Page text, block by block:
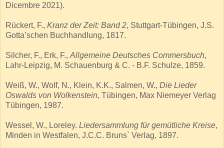
Dicembre 2021).
Rückert, F., Kranz der Zeit: Band 2, Stuttgart-Tübingen, J.S.
Gotta’schen Buchhandlung, 1817.
Silcher, F., Erk, F., Allgemeine Deutsches Commersbuch,
Lahr-Leipzig, M. Schauenburg & C. - B.F. Schulze, 1859.
Weiß, W., Wolf, N., Klein, K.K., Salmen, W., Die Lieder
Oswalds von Wolkenstein, Tübingen, Max Niemeyer Verlag
Tübingen, 1987.
Wessel, W., Loreley. Liedersammlung für gemütliche Kreise,
Minden in Westfalen, J.C.C. Bruns` Verlag, 1897.